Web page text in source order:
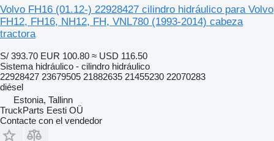
Volvo FH16 (01.12-) 22928427 cilindro hidráulico para Volvo
FH12, FH16, NH12, FH, VNL780 (1993-2014) cabeza
tractora
S/ 393.70 EUR 100.80 ≈ USD 116.50
Sistema hidráulico - cilindro hidráulico
22928427 23679505 21882635 21455230 22070283
diésel
Estonia, Tallinn
TruckParts Eesti OÜ
Contacte con el vendedor